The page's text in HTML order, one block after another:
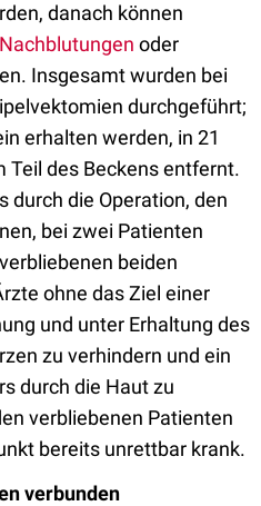
danach können
Nachblutungen oder
Insgesamt wurden bei
durchgeführt;
erhalten werden, in 21
Teil des Beckens entfernt.
durch die Operation, den
bei zwei Patienten
beiden
ohne das Ziel einer
und unter Erhaltung des
zu verhindern und ein
durch die Haut zu
verbliebenen Patienten
bereits unrettbar krank.
verbunden